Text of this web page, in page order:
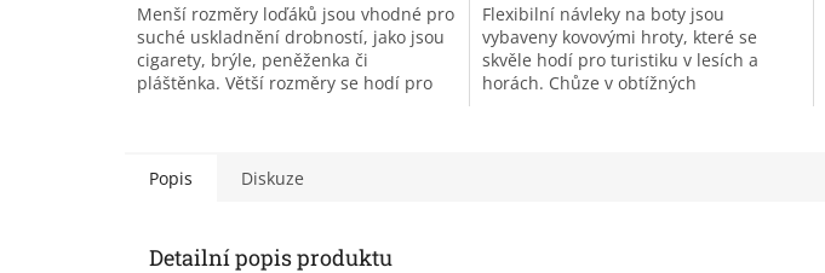
Menší rozměry loďáků jsou vhodné pro
suché uskladnění drobností, jako jsou
cigarety, brýle, peněženka či
pláštěnka. Větší rozměry se hodí pro
Flexibilní návleky na boty jsou
vybaveny kovovými hroty, které se
skvěle hodí pro turistiku v lesích a
horách. Chůze v obtížných
Popis Diskuze
Detailní popis produktu